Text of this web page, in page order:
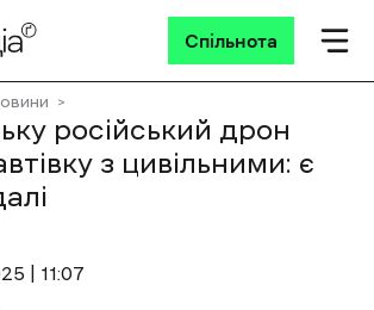
Спільнота
російський дрон
з цивільними: є
| 11:07